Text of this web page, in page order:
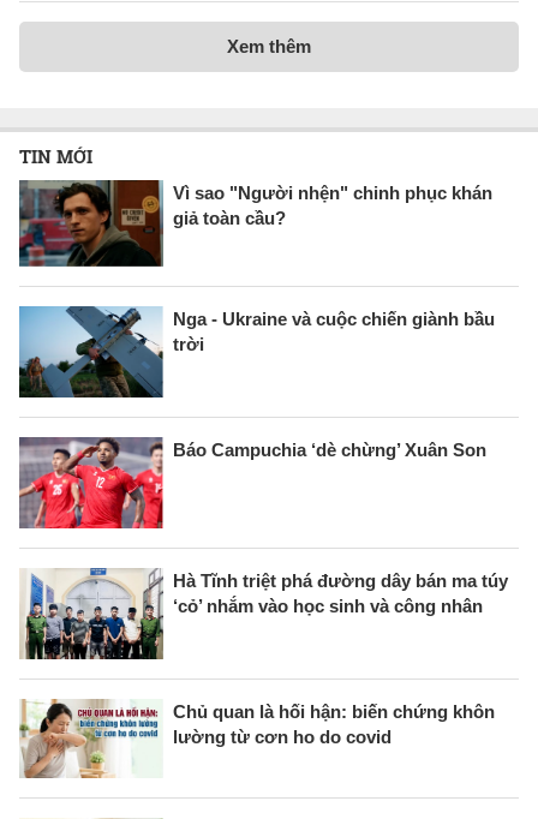
Xem thêm
TIN MỚI
Vì sao "Người nhện" chinh phục khán
giả toàn cầu?
Nga - Ukraine và cuộc chiến giành bầu
trời
Báo Campuchia ‘dè chừng’ Xuân Son
Hà Tĩnh triệt phá đường dây bán ma túy
‘cỏ’ nhắm vào học sinh và công nhân
Chủ quan là hối hận: biến chứng khôn
lường từ cơn ho do covid